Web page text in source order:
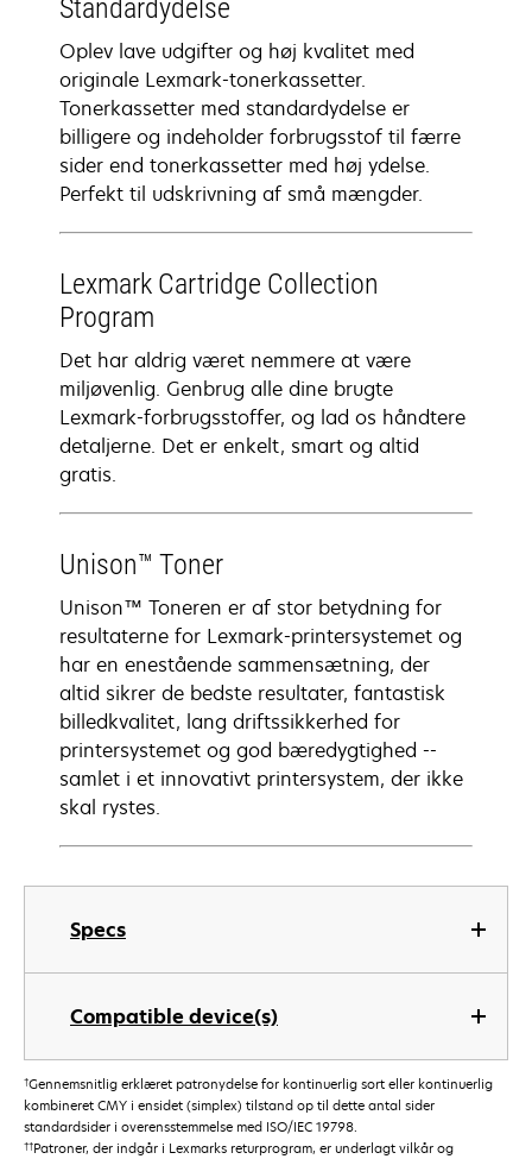
Specs
Compatible device(s)
Standardydelse
Oplev lave udgifter og høj kvalitet med
originale Lexmark-tonerkassetter.
Tonerkassetter med standardydelse er
billigere og indeholder forbrugsstof til færre
sider end tonerkassetter med høj ydelse.
Perfekt til udskrivning af små mængder.
Lexmark Cartridge Collection
Program
Det har aldrig været nemmere at være
miljøvenlig. Genbrug alle dine brugte
Lexmark-forbrugsstoffer, og lad os håndtere
detaljerne. Det er enkelt, smart og altid
gratis.
Unison™ Toner
Unison™ Toneren er af stor betydning for
resultaterne for Lexmark-printersystemet og
har en enestående sammensætning, der
altid sikrer de bedste resultater, fantastisk
billedkvalitet, lang driftssikkerhed for
printersystemet og god bæredygtighed --
samlet i et innovativt printersystem, der ikke
skal rystes.
†Gennemsnitlig erklæret patronydelse for kontinuerlig sort eller kontinuerlig
kombineret CMY i ensidet (simplex) tilstand op til dette antal sider
standardsider i overensstemmelse med ISO/IEC 19798.
††Patroner, der indgår i Lexmarks returprogram, er underlagt vilkår og